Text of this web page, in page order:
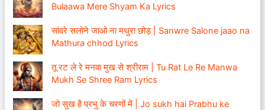
Bulaawa Mere Shyam Ka Lyrics
सांवरे सलोने जाओ ना मथुरा छोड़ | Sanwre Salone jaao na
Mathura chhod Lyrics
तू रट ले रे मनवा मुख से श्रीराम | Tu Rat Le Re Manwa
Mukh Se Shree Ram Lyrics
जो सुख है प्रभु के चरणों में | Jo sukh hai Prabhu ke